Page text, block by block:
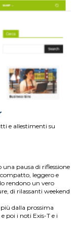
e allestimenti su
una pausa di riflessione
leggero e
rendono un vero
di rilassanti weekend
dalla prossima
poi i noti Exis-T e i